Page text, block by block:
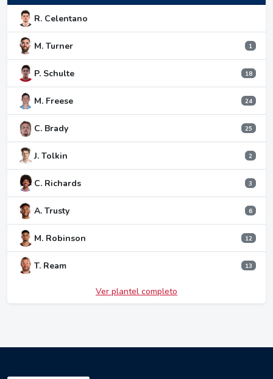
R. Celentano
M. Turner 1
P. Schulte 18
M. Freese 24
C. Brady 25
J. Tolkin 2
C. Richards 3
A. Trusty 6
M. Robinson 12
T. Ream 13
Ver plantel completo